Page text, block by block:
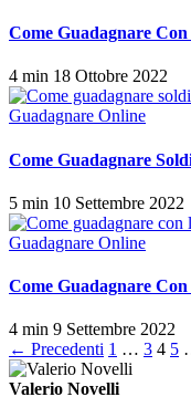
Come Guadagnare
4 min 18 Ottobre 2022
Guadagnare Online
Come Guadagnare
5 min 10 Settembre 2022
Guadagnare Online
Come Guadagnare
4 min 9 Settembre 2022
Paginazione
degli
← Precedenti 1 … 3 4 5
Valerio Novelli